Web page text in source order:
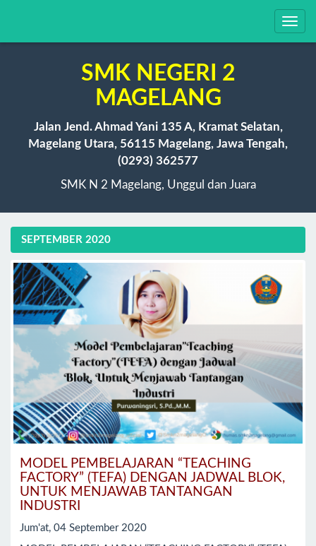
SMK NEGERI 2
MAGELANG
Jalan Jend. Ahmad Yani 135 A, Kramat Selatan,
Magelang Utara, 56115 Magelang, Jawa Tengah,
(0293) 362577
SMK N 2 Magelang, Unggul dan Juara
SEPTEMBER 2020
MODEL PEMBELAJARAN “TEACHING
FACTORY” (TEFA) DENGAN JADWAL BLOK,
UNTUK MENJAWAB TANTANGAN
INDUSTRI
Jum'at, 04 September 2020